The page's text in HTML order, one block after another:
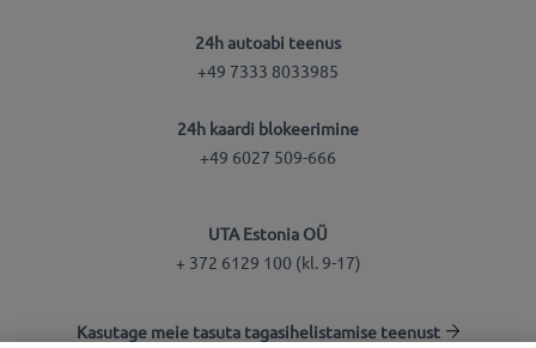
24h autoabi teenus
+49 7333 8033985
24h kaardi blokeerimine
+49 6027 509-666
UTA Estonia OÜ
+ 372 6129 100 (kl. 9-17)
Kasutage meie tasuta tagasihelistamise teenust